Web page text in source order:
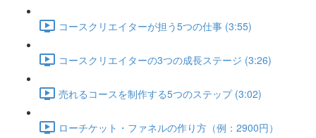
コースクリエイターが担う5つの仕事 (3:55)
コースクリエイターの3つの成長ステージ (3:26)
売れるコースを制作する5つのステップ (3:02)
ローチケット・ファネルの作り方（例：2900円）